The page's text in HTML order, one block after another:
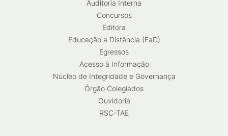
Auditoria Interna
Concursos
Editora
Educação a Distância (EaD)
Egressos
Acesso à Informação
Núcleo de Integridade e Governança
Órgão Colegiados
Ouvidoria
RSC-TAE